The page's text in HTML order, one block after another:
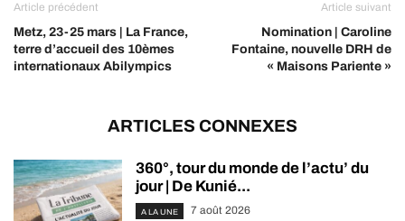
Article précédent
Metz, 23-25 mars | La France,
terre d’accueil des 10èmes
internationaux Abilympics
Article suivant
Nomination | Caroline
Fontaine, nouvelle DRH de
« Maisons Pariente »
ARTICLES CONNEXES
360°, tour du monde de l’actu’ du
jour | De Kunié...
A LA UNE 7 août 2026